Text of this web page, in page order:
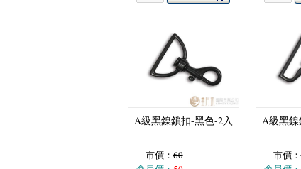
A級黑鎳鎖扣-黑色-2入
市價：60
A級黑鎳
市價：